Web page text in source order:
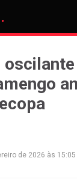
de 2026 às 15:05